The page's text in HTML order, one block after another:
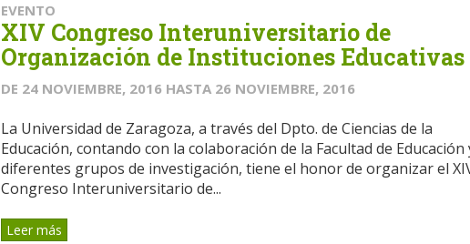
EVENTO
XIV Congreso Interuniversitario de
Organización de Instituciones Educativas
DE 24 NOVIEMBRE, 2016 HASTA 26 NOVIEMBRE, 2016
La Universidad de Zaragoza, a través del Dpto. de Ciencias de la
Educación, contando con la colaboración de la Facultad de Educación
diferentes grupos de investigación, tiene el honor de organizar el
Congreso Interuniversitario de...
Leer más